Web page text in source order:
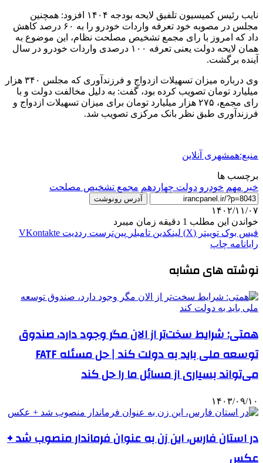
نایب رئیس کمیسیون تلفیق لایحه بودجه ۱۴۰۴ افزود: همچنین
مجلس در مصوبه خود تعرفه واردات خودرو را به ۶۰ درصد کاهش
داد که امروز با رای مجمع تشخیص مصلحت نظام، این موضوع به
همان لایحه دولت یعنی تعرفه ۱۰۰ درصدی واردات خودرو در سال
آینده برگشت.
وی درباره میزان تسهیلات ازدواج و فرزندآوری که مجلس ۳۴۰ هزار
میلیارد تومان تصویب کرده بود، گفت: به دلیل مخالفت دولت و با
رای مجمع، ۲۷۵ هزار میلیارد تومان برای میزان تسهیلات ازدواج و
فرزندآوری طبق نظر بانک مرکزی تصویب شد.
منبع:همشهری آنلاین
برچسب ها
خبر مهم خودرو دولت چهاردهم مجمع تشخیص مصلحت
آدرس رونوشت
۱۴۰۲/۱۱/۰۷
خواندن این مطلب 1 دقیقه زمان میبرد
فیس بوک توییتر (X) لینکدین ‫تامبلر ‫پین‌ترست ‫رددیت ‫VKontakte
رایانامه چاپ
نوشته های مشابه
همتی: شرایط سخت‌تر از الان مگر وجود دارد، صندوق
توسعه ملی باید به دولت کند | حل مسئله FATF
می‌تواند بسیاری از مسائل ما را حل کند
۱۴۰۳/۰۹/۱۰
در استان فارس، این زن به عنوان فرماندار منصوب شد +
عکس